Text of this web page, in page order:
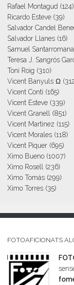
Rafael Montagud (124)
Ricardo Esteve (39)
Salvador Candel
Salvador Llanes (16)
Samuel Santarromana
Teresa J. Sangrós
Toni Roig (310)
Vicent Banyuls Ω
Vicent Conti (165)
Vicent Esteve (339)
Vicent Granell
(851)
Vicent Martinez (115)
Vicent Morales (118)
Vicent Piquer (695)
Ximo Bueno (1007)
Ximo Rosell
(236)
Ximo Tomás (299)
Ximo Torres (35)
FOTOAFICIONATS